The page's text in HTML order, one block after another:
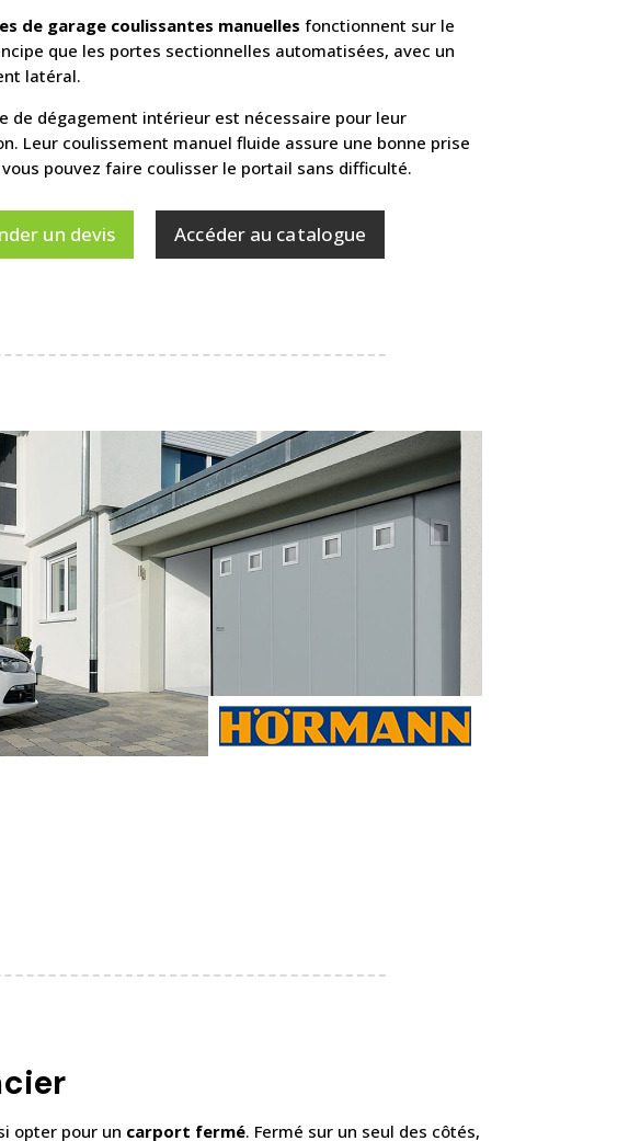
de garage coulissantes manuelles fonctionnent sur le
que les portes sectionnelles automatisées, avec un
latéral.
de dégagement intérieur est nécessaire pour leur
Leur coulissement manuel fluide assure une bonne prise
pouvez faire coulisser le portail sans difficulté.
un devis Accéder au catalogue
opter pour un carport fermé. Fermé sur un seul des côtés,